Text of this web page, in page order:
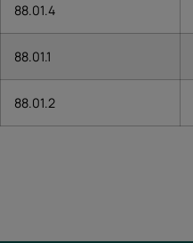
88.01.4
88.01.1
88.01.2